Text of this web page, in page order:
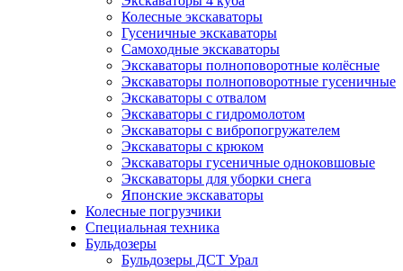
Колесные экскаваторы
Гусеничные экскаваторы
Самоходные экскаваторы
Экскаваторы полноповоротные колёсные
Экскаваторы полноповоротные гусеничные
Экскаваторы с отвалом
Экскаваторы с гидромолотом
Экскаваторы с вибропогружателем
Экскаваторы с крюком
Экскаваторы гусеничные одноковшовые
Экскаваторы для уборки снега
Японские экскаваторы
Колесные погрузчики
Специальная техника
Бульдозеры
Бульдозеры ДСТ Урал